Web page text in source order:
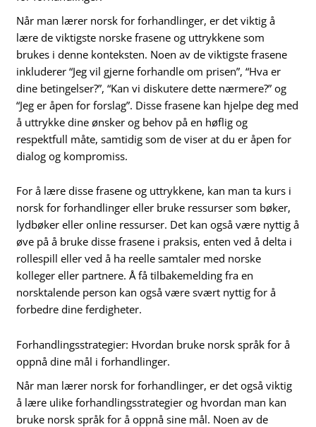
Når man lærer norsk for forhandlinger, er det viktig å
lære de viktigste norske frasene og uttrykkene som
brukes i denne konteksten. Noen av de viktigste frasene
inkluderer “Jeg vil gjerne forhandle om prisen”, “Hva er
dine betingelser?”, “Kan vi diskutere dette nærmere?” og
“Jeg er åpen for forslag”. Disse frasene kan hjelpe deg med
å uttrykke dine ønsker og behov på en høflig og
respektfull måte, samtidig som de viser at du er åpen for
dialog og kompromiss.
For å lære disse frasene og uttrykkene, kan man ta kurs i
norsk for forhandlinger eller bruke ressurser som bøker,
lydbøker eller online ressurser. Det kan også være nyttig å
øve på å bruke disse frasene i praksis, enten ved å delta i
rollespill eller ved å ha reelle samtaler med norske
kolleger eller partnere. Å få tilbakemelding fra en
norsktalende person kan også være svært nyttig for å
forbedre dine ferdigheter.
Forhandlingsstrategier: Hvordan bruke norsk språk for å
oppnå dine mål i forhandlinger.
Når man lærer norsk for forhandlinger, er det også viktig
å lære ulike forhandlingsstrategier og hvordan man kan
bruke norsk språk for å oppnå sine mål. Noen av de